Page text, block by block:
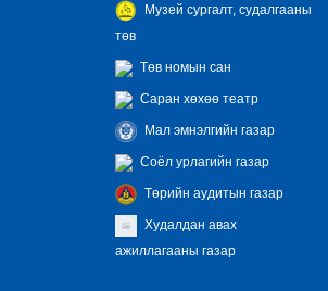
Музей сургалт, судалгааны
төв
Төв номын сан
Саран хөхөө театр
Мал эмнэлгийн газар
Соёл урлагийн газар
Төрийн аудитын газар
Худалдан авах
ажиллагааны газар